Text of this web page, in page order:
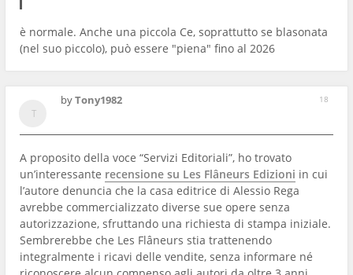
è normale. Anche una piccola Ce, soprattutto se blasonata
(nel suo piccolo), può essere "piena" fino al 2026
18
byTony1982
A proposito della voce “Servizi Editoriali”, ho trovato
un’interessante recensione su Les Flâneurs Edizioni in cui
l’autore denuncia che la casa editrice di Alessio Rega
avrebbe commercializzato diverse sue opere senza
autorizzazione, sfruttando una richiesta di stampa iniziale.
Sembrerebbe che Les Flâneurs stia trattenendo
integralmente i ricavi delle vendite, senza informare né